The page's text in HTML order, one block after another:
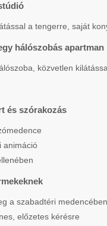
a tengerre, saját
hálószobás apartman
közvetlen
és szórakozás
animáció
a szabadtéri medencében
előzetes kérésre